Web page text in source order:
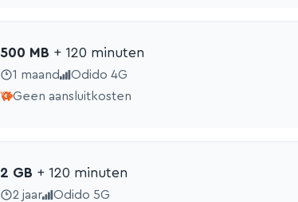
500 MB + 120 minuten
1 maand
Odido 4G
Geen aansluitkosten
2 GB + 120 minuten
2 jaar
Odido 5G